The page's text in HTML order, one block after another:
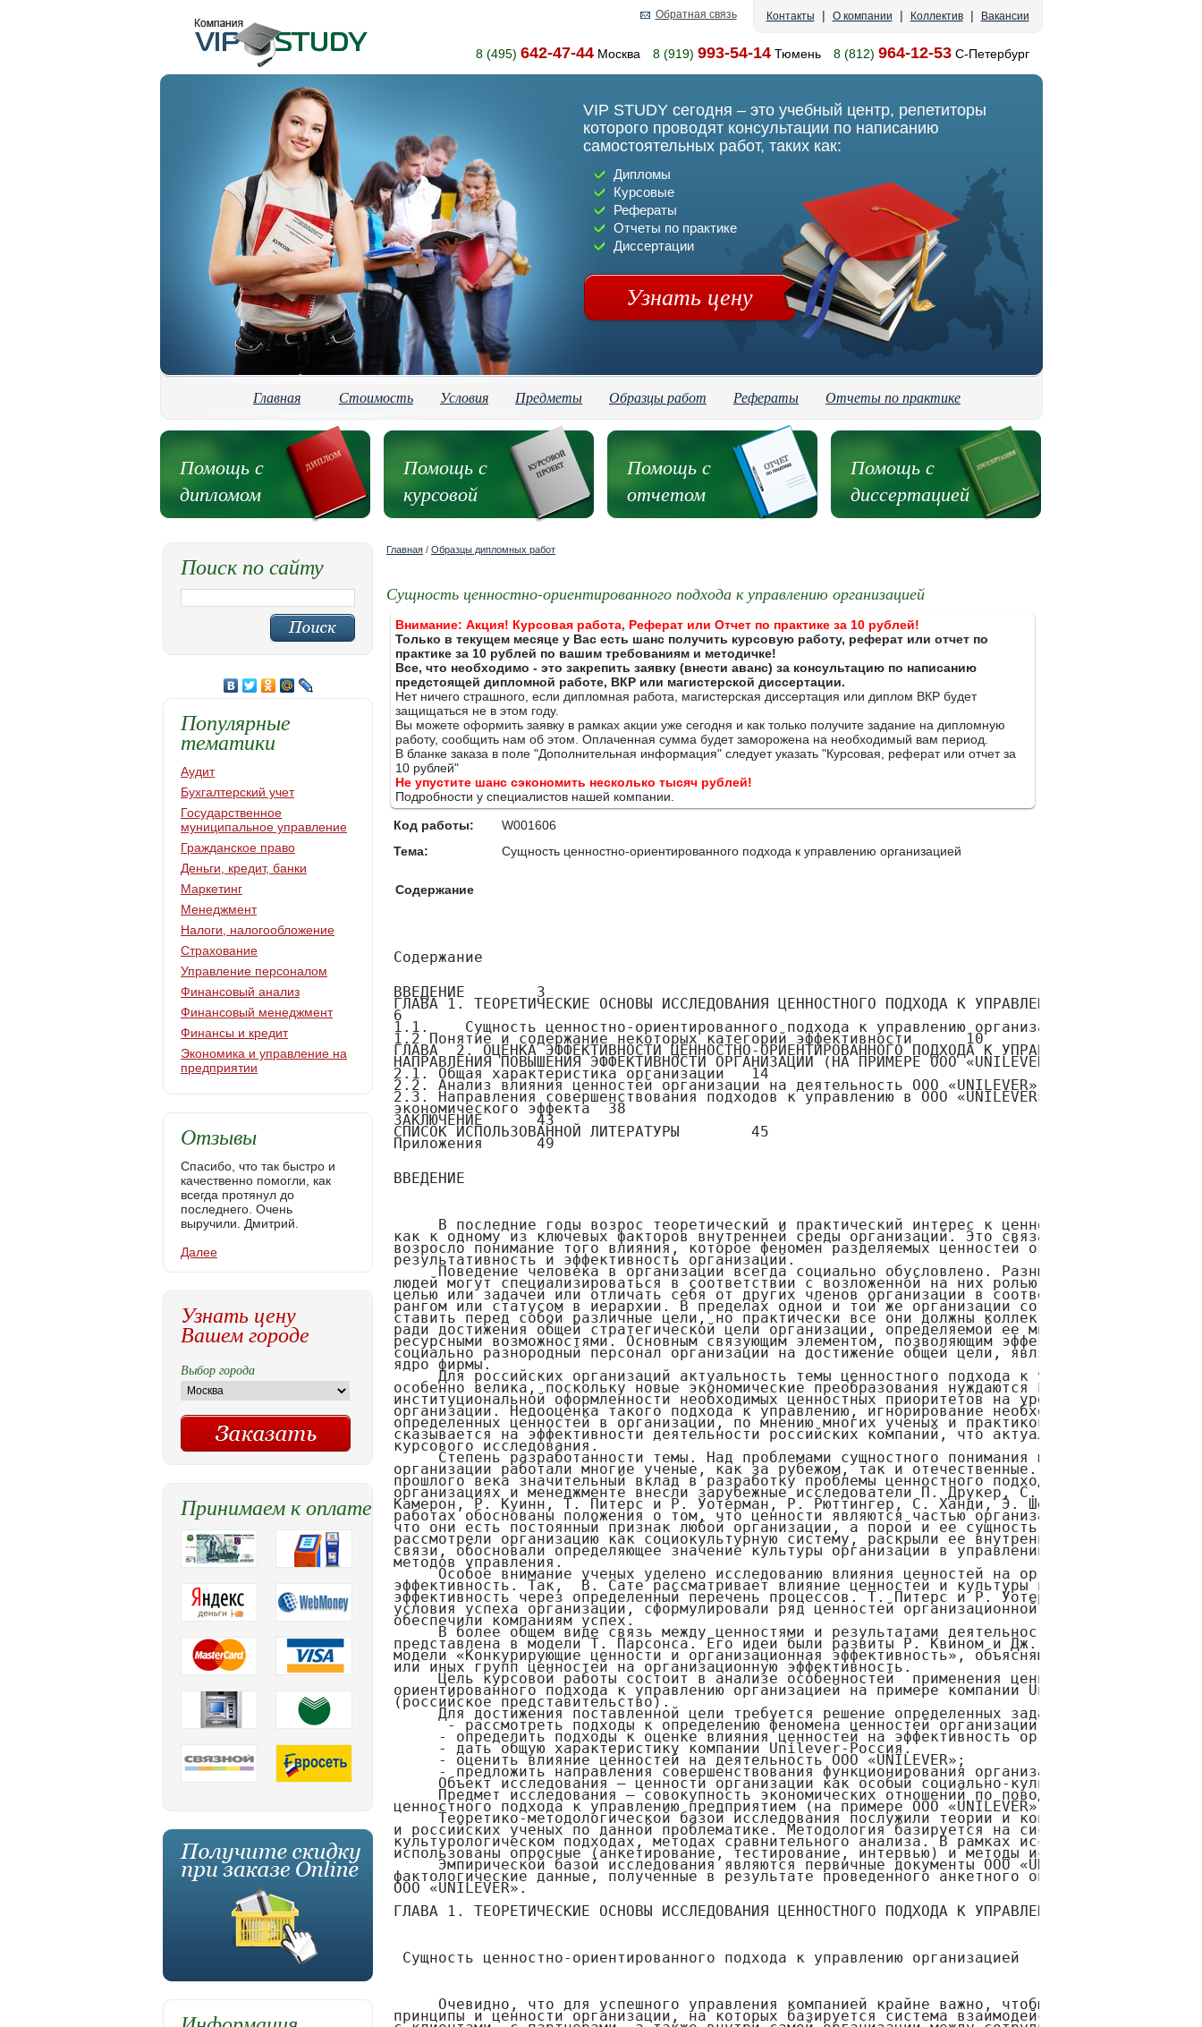
Контакты | О компании | Коллектив| Вакансии
Обратная связь
8 (495) 642-47-44Москва 8 (919) 993-54-14Тюмень 8 (812) 964-12-53С-Петербург
VIP STUDY сегодня – это учебный центр, репетиторы
которого проводят консультации по написанию
самостоятельных работ, таких как:
Дипломы
Курсовые
Рефераты
Отчеты по практике
Диссертации
Узнать цену
Главная Стоимость Условия Предметы Образцы работ Рефераты Отчеты по практике
Помощь с
дипломом
Помощь с
курсовой
Помощь с
отчетом
Помощь с
диссертацией
Главная / Образцы дипломных работ
Сущность ценностно-ориентированного подхода к управлению организацией
Внимание: Акция! Курсовая работа, Реферат или Отчет по практике за 10 рублей!
Только в текущем месяце у Вас есть шанс получить курсовую работу, реферат или отчет по
практике за 10 рублей по вашим требованиям и методичке!
Все, что необходимо - это закрепить заявку (внести аванс) за консультацию по написанию
предстоящей дипломной работе, ВКР или магистерской диссертации.
Нет ничего страшного, если дипломная работа, магистерская диссертация или диплом ВКР будет
защищаться не в этом году.
Вы можете оформить заявку в рамках акции уже сегодня и как только получите задание на дипломную
работу, сообщить нам об этом. Оплаченная сумма будет заморожена на необходимый вам период.
В бланке заказа в поле "Дополнительная информация" следует указать "Курсовая, реферат или отчет за
10 рублей"
Не упустите шанс сэкономить несколько тысяч рублей!
Подробности у специалистов нашей компании.
Код работы:
W001606
Тема:
Сущность ценностно-ориентированного подхода к управлению организацией
Содержание
Поиск по сайту
Популярные
тематики
Аудит
Бухгалтерский учет
Государственное
муниципальное управление
Гражданское право
Деньги, кредит, банки
Маркетинг
Менеджмент
Налоги, налогообложение
Страхование
Управление персоналом
Финансовый анализ
Финансовый менеджмент
Финансы и кредит
Экономика и управление на
предприятии
Отзывы
Спасибо, что так быстро и
качественно помогли, как
всегда протянул до
последнего. Очень
выручили. Дмитрий.
Далее
Узнать цену
Вашем городе
Выбор города
Принимаем к оплате